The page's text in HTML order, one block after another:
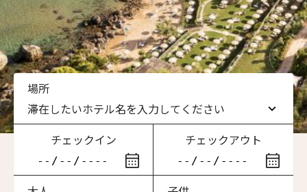
場所
滞在したいホテル名を入力してください
滞在したいホテル名を入力してください
チェックイン チェックアウト